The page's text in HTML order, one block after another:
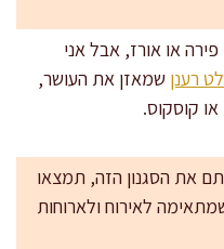
או אורז, אבל אני
רענן שמאזן את העושר,
או קוסקוס.
את הסגנון הזה, תמצאו
לאירוח ולארוחות